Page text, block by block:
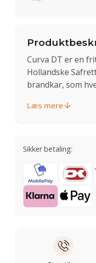
Curva DT er en
Hollandske
brandkar, som
Læs mere
Sikker betaling: